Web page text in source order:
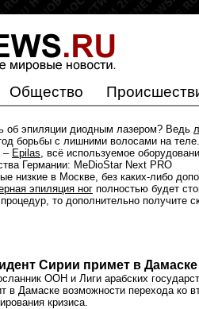
Общество
об эпиляции диодным лазером? Ведь
борьбы с лишними волосами на
– Epilas, всё используемое
Германии: MeDioStar Next PRO
низкие в Москве, без каких-либо
эпиляция ног полностью будет
то дополнительно получите
Сирии примет в
ООН и Лиги арабских
в Дамаске возможности перехода ко
кризиса.